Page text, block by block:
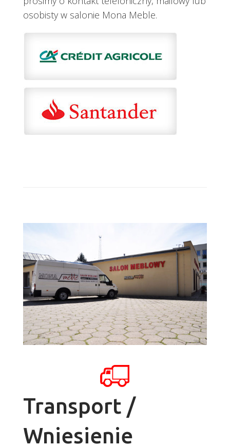
osobisty w salonie Mona Meble.
Transport /
Wniesienie